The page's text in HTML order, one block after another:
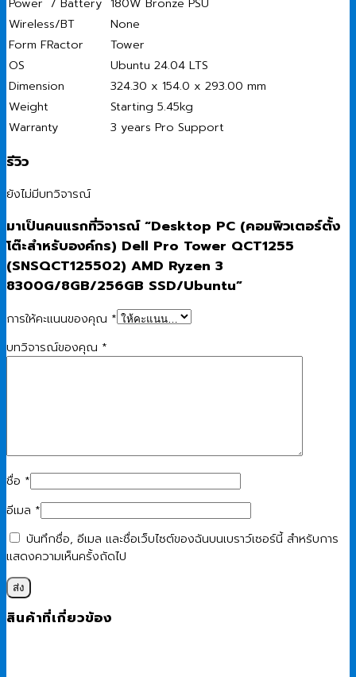
Wireless/BT
None
Form FRactor
Tower
OS
Ubuntu 24.04 LTS
Dimension
324.30 x 154.0 x 293.00 mm
Weight
Starting 5.45kg
Warranty
3 years Pro Support
รีวิว
ยังไม่มีบทวิจารณ์
มาเป็นคนแรกที่วิจารณ์ “Desktop PC (คอมพิวเตอร์ตั้ง
โต๊ะสำหรับองค์กร) Dell Pro Tower QCT1255
(SNSQCT125502) AMD Ryzen 3
8300G/8GB/256GB SSD/Ubuntu”
การให้คะแนนของคุณ *
บทวิจารณ์ของคุณ *
ชื่อ *
อีเมล *
บันทึกชื่อ, อีเมล และชื่อเว็บไซต์ของฉันบนเบราว์เซอร์นี้ สำหรับการ
แสดงความเห็นครั้งถัดไป
สินค้าที่เกี่ยวข้อง